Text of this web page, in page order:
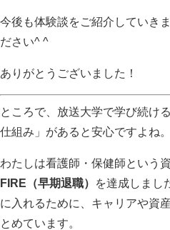
今後も体験談をご紹介していき
ださい^ ^
ありがとうございました！
ところで、放送大学で学び続け
仕組み」があると安心ですよね。
わたしは看護師・保健師という
FIRE（早期退職）
を達成しまし
に入れるために、キャリアや資
とめています。